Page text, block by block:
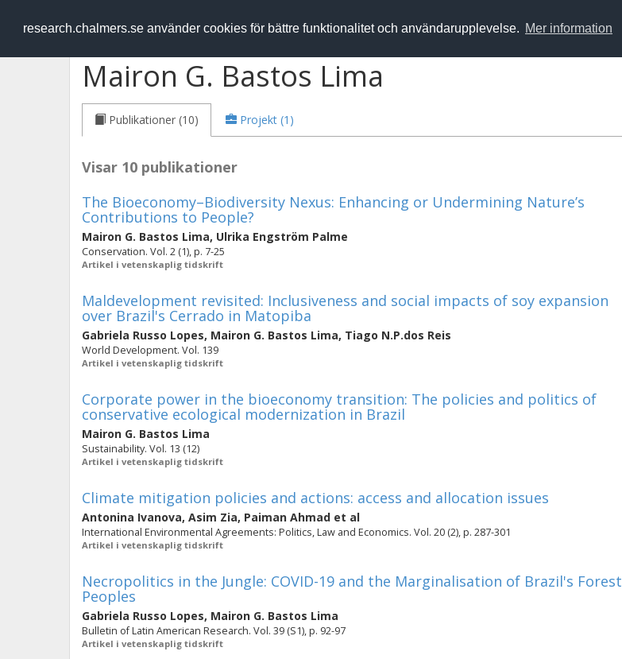
research.chalmers.se använder cookies för bättre funktionalitet och användarupplevelse. Mer information
RESEARCH.chalmers.se
Mairon G. Bastos Lima
Publikationer (10) Projekt (1)
Visar 10 publikationer
The Bioeconomy–Biodiversity Nexus: Enhancing or Undermining Nature’s
Contributions to People?
Mairon G. Bastos Lima, Ulrika Engström Palme
Conservation. Vol. 2 (1), p. 7-25
Artikel i vetenskaplig tidskrift
Maldevelopment revisited: Inclusiveness and social impacts of soy expansion
over Brazil's Cerrado in Matopiba
Gabriela Russo Lopes, Mairon G. Bastos Lima, Tiago N.P.dos Reis
World Development. Vol. 139
Artikel i vetenskaplig tidskrift
Corporate power in the bioeconomy transition: The policies and politics of
conservative ecological modernization in Brazil
Mairon G. Bastos Lima
Sustainability. Vol. 13 (12)
Artikel i vetenskaplig tidskrift
Climate mitigation policies and actions: access and allocation issues
Antonina Ivanova, Asim Zia, Paiman Ahmad et al
International Environmental Agreements: Politics, Law and Economics. Vol. 20 (2), p. 287-301
Artikel i vetenskaplig tidskrift
Necropolitics in the Jungle: COVID-19 and the Marginalisation of Brazil's Forest
Peoples
Gabriela Russo Lopes, Mairon G. Bastos Lima
Bulletin of Latin American Research. Vol. 39 (S1), p. 92-97
Artikel i vetenskaplig tidskrift